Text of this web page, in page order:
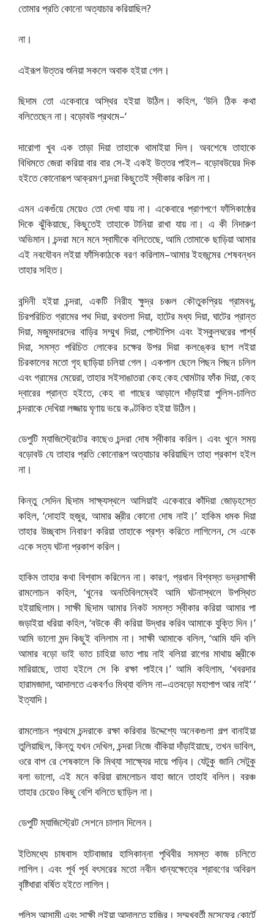
তোমার প্রতি কোনো অত্যাচার করিয়াছিল?
না।
এইরূপ উত্তর শুনিয়া সকলে অবাক হইয়া গেল।
ছিদাম তো একেবারে অস্থির হইয়া উঠিল। কহিল, ‘উনি ঠিক কথা
বলিতেছেন না। বড়োবউ প্রথমে–‘
দারোগা খুব এক তাড়া দিয়া তাহাকে থামাইয়া দিল। অবশেষে তাহাকে
বিধিমতে জেরা করিয়া বার বার সে-ই একই উত্তর পাইল– বড়োবউয়ের দিক
হইতে কোনোরূপ আক্রমণ চন্দরা কিছুতেই স্বীকার করিল না।
এমন একগুঁয়ে মেয়েও তো দেখা যায় না। একেবারে প্রাণপণে ফাঁসিকাষ্ঠের
দিকে ঝুঁকিয়াছে, কিছুতেই তাহাকে টানিয়া রাখা যায় না। এ কী নিদারুণ
অভিমান। চন্দরা মনে মনে স্বামীকে বলিতেছে, আমি তোমাকে ছাড়িয়া আমার
এই নবযৌবন লইয়া ফাঁসিকাঠকে বরণ করিলাম–আমার ইহজন্মের শেষবন্ধন
তাহার সহিত।
বন্দিনী হইয়া চন্দরা, একটি নিরীহ ক্ষুদ্র চঞ্চল কৌতুকপ্রিয় গ্রামবধূ,
চিরপরিচিত গ্রামের পথ দিয়া, রথতলা দিয়া, হাটের মধ্য দিয়া, ঘাটের প্রান্ত
দিয়া, মজুমদারদের বাড়ির সম্মুখ দিয়া, পোস্টাপিস এবং ইস্কুলঘরের পার্শ্ব
দিয়া, সমস্ত পরিচিত লোকের চক্ষের উপর দিয়া কলঙ্কের ছাপ লইয়া
চিরকালের মতো গৃহ ছাড়িয়া চলিয়া গেল। একপাল ছেলে পিছন পিছন চলিল
এবং গ্রামের মেয়েরা, তাহার সইসাঙাতরা কেহ কেহ ঘোমটার ফাঁক দিয়া, কেহ
দ্বারের প্রান্ত হইতে, কেহ বা গাছের আড়ালে দাঁড়াইয়া পুলিস-চালিত
চন্দরাকে দেখিয়া লজ্জায় ঘৃণায় ভয়ে কণ্টকিত হইয়া উঠিল।
ডেপুটি ম্যাজিস্ট্রেটের কাছেও চন্দরা দোষ স্বীকার করিল। এবং খুনে সময়
বড়োবউ যে তাহার প্রতি কোনোরূপ অত্যাচার করিয়াছিল তাহা প্রকাশ হইল
না।
কিন্তু সেদিন ছিদাম সাক্ষ্যস্থলে আসিয়াই একেবারে কাঁদিয়া জোড়হস্তে
কহিল, ‘দোহাই হুজুর, আমার স্ত্রীর কোনো দোষ নাই।’ হাকিম ধমক দিয়া
তাহার উচ্ছ্বাস নিবারণ করিয়া তাহাকে প্রশ্ন করিতে লাগিলেন, সে একে
একে সত্য ঘটনা প্রকাশ করিল।
হাকিম তাহার কথা বিশ্বাস করিলেন না। কারণ, প্রধান বিশ্বস্ত ভদ্রসাক্ষী
রামলোচন কহিল, ‘খুনের অনতিবিলম্বেই আমি ঘটনাস্থলে উপস্থিত
হইয়াছিলাম। সাক্ষী ছিদাম আমার নিকট সমস্ত স্বীকার করিয়া আমার পা
জড়াইয়া ধরিয়া কহিল, ‘বউকে কী করিয়া উদ্ধার করিব আমাকে যুক্তি দিন।’
আমি ভালো মন্দ কিছুই বলিলাম না। সাক্ষী আমাকে বলিল, ‘আমি যদি বলি
আমার বড়ো ভাই ভাত চাহিয়া ভাত পায় নাই বলিয়া রাগের মাথায় স্ত্রীকে
মারিয়াছে, তাহা হইলে সে কি রক্ষা পাইবে।’ আমি কহিলাম, ‘খবরদার
হারামজাদা, আদালতে একবর্ণও মিথ্যা বলিস না–এতবড়ো মহাপাপ আর নাই’ ‘
ইত্যাদি।
রামলোচন প্রথমে চন্দরাকে রক্ষা করিবার উদ্দেশ্যে অনেকগুলা গল্প বানাইয়া
তুলিয়াছিল, কিন্তু যখন দেখিল, চন্দরা নিজে বাঁকিয়া দাঁড়াইয়াছে, তখন ভাবিল,
ওরে বাপ রে শেষকালে কি মিথ্যা সাক্ষ্যের দায়ে পড়িব। যেটুকু জানি সেটুকু
বলা ভালো, এই মনে করিয়া রামলোচন যাহা জানে তাহাই বলিল। বরঞ্চ
তাহার চেয়েও কিছু বেশি বলিতে ছাড়িল না।
ডেপুটি ম্যাজিস্ট্রেট সেশনে চালান দিলেন।
ইতিমধ্যে চাষবাস হাটবাজার হাসিকান্না পৃথিবীর সমস্ত কাজ চলিতে
লাগিল। এবং পূর্ব পূর্ব বৎসরের মতো নবীন ধান্যক্ষেত্রে শ্রাবণের অবিরল
বৃষ্টিধারা বর্ষিত হইতে লাগিল।
পুলিস আসামী এবং সাক্ষী লইয়া আদালতে হাজির। সম্মুখবর্তী মুন্সেফের কোর্টে